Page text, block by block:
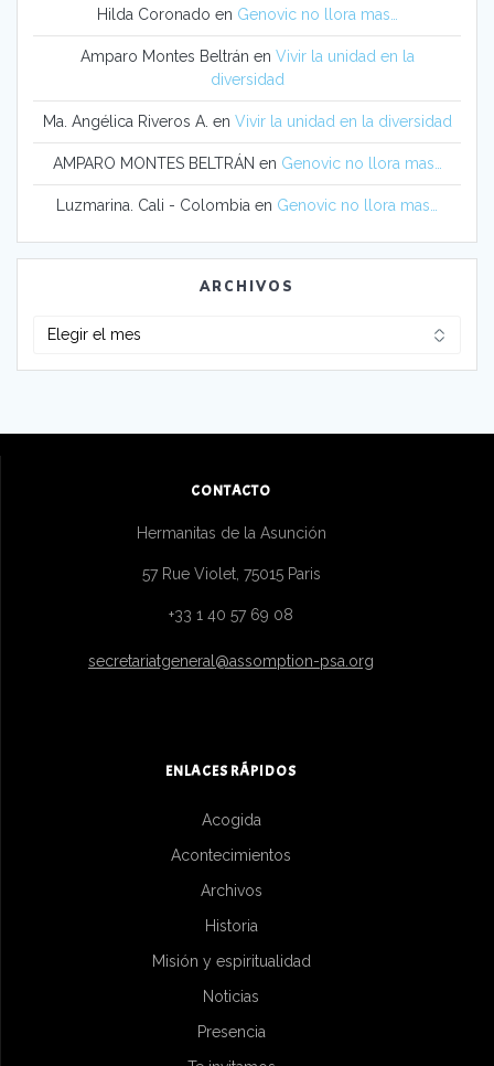
Hilda Coronado en Genovic no llora mas…
Amparo Montes Beltrán en Vivir la unidad en la
diversidad
Ma. Angélica Riveros A. en Vivir la unidad en la diversidad
AMPARO MONTES BELTRÁN en Genovic no llora mas…
Luzmarina. Cali - Colombia en Genovic no llora mas…
ARCHIVOS
CONTACTO
Hermanitas de la Asunción
57 Rue Violet, 75015 Paris
+33 1 40 57 69 08
secretariatgeneral@assomption-psa.org
ENLACES RÁPIDOS
Acogida
Acontecimientos
Archivos
Historia
Misión y espiritualidad
Noticias
Presencia